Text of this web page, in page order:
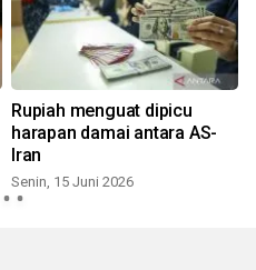
Rupiah menguat dipicu
harapan damai antara AS-
Iran
Senin, 15 Juni 2026